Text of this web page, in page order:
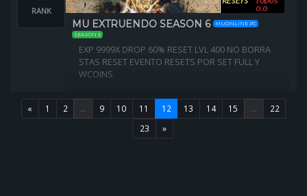
RANK
MU EXTRUENDO SEASON 6
MUONLINE PC
SEASON 6
EXP 9999X DROP 60% RESET LVL 400 NO BORRA
STAS RESET EVENTO RESETS POR SET FULL Y
WCOINS
« 1 2 ... 9 10 11 12 13 14 15 ...
22
23
»